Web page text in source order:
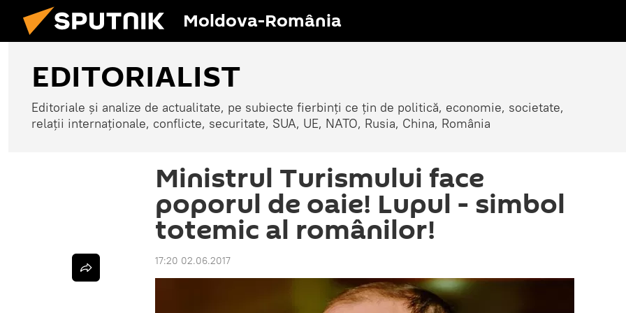
Moldova-România
EDITORIALIST
Editoriale și analize de actualitate, pe subiecte fierbinți ce țin de politică, economie, societate,
relații internaționale, conflicte, securitate, SUA, UE, NATO, Rusia, China, România
Ministrul Turismului face
poporul de oaie! Lupul - simbol
totemic al românilor!
17:20 02.06.2017